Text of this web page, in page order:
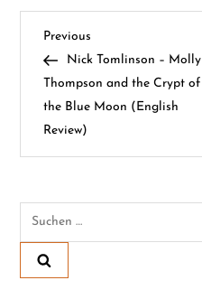
B
e
i
t
r
a
g
Previous
Post
Previous
Nick Tomlinson – Molly
Thompson and the Crypt of
the Blue Moon (English
Review)
Suchen